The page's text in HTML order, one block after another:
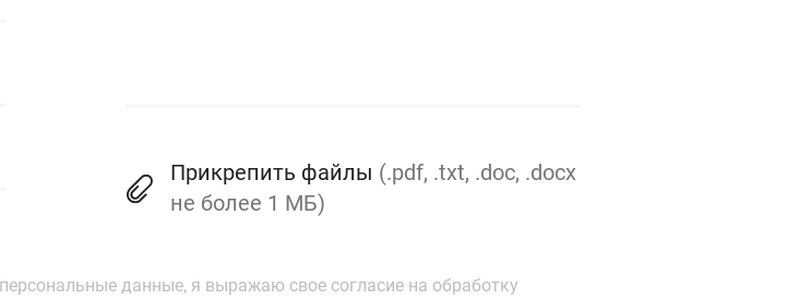
Прикрепить файлы (.pdf, .txt, .doc, .docx
не более 1 МБ)
данные, я выражаю свое согласие на обработку